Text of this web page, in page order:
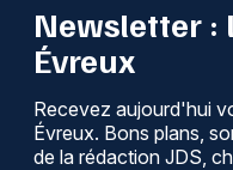
Newsletter :
Évreux
Recevez aujourd'hui
Évreux. Bons plans,
de la rédaction JDS,